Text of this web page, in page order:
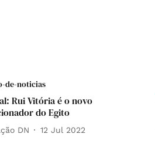
de-noticias
Rui Vitória é o novo
do Egito
DN 12 Jul 2022